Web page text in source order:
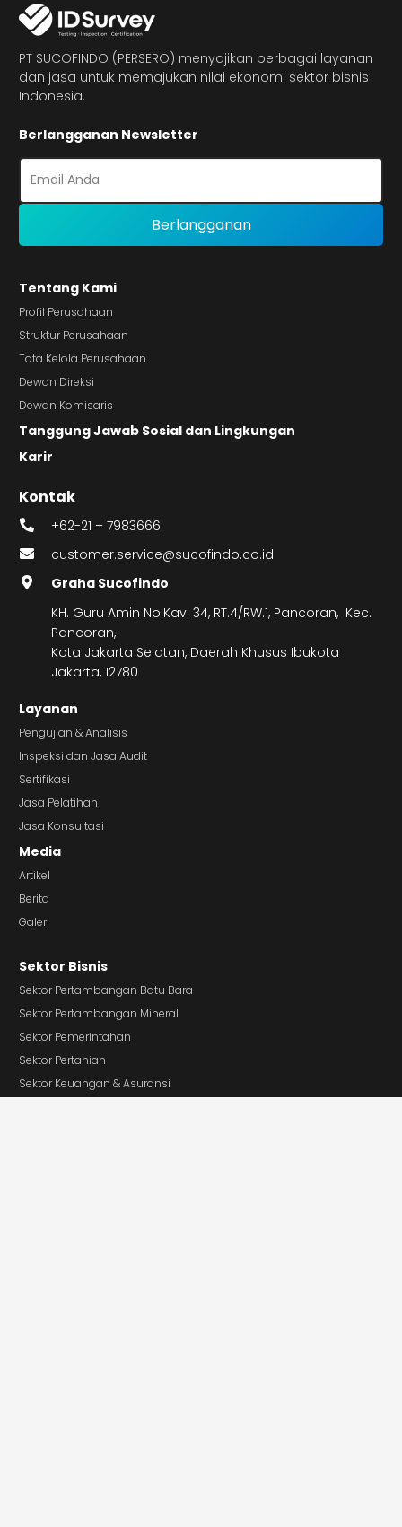
PT SUCOFINDO (PERSERO) menyajikan berbagai layanan
dan jasa untuk memajukan nilai ekonomi sektor bisnis
Indonesia.
Berlangganan Newsletter
Tentang Kami
Profil Perusahaan
Struktur Perusahaan
Tata Kelola Perusahaan
Dewan Direksi
Dewan Komisaris
Tanggung Jawab Sosial dan Lingkungan
Karir
Kontak
+62-21 – 7983666
customer.service@sucofindo.co.id
Graha Sucofindo
KH. Guru Amin No.Kav. 34, RT.4/RW.1, Pancoran, Kec.
Pancoran,
Kota Jakarta Selatan, Daerah Khusus Ibukota
Jakarta, 12780
Layanan
Pengujian & Analisis
Inspeksi dan Jasa Audit
Sertifikasi
Jasa Pelatihan
Jasa Konsultasi
Media
Artikel
Berita
Galeri
Sektor Bisnis
Sektor Pertambangan Batu Bara
Sektor Pertambangan Mineral
Sektor Pemerintahan
Sektor Pertanian
Sektor Keuangan & Asuransi